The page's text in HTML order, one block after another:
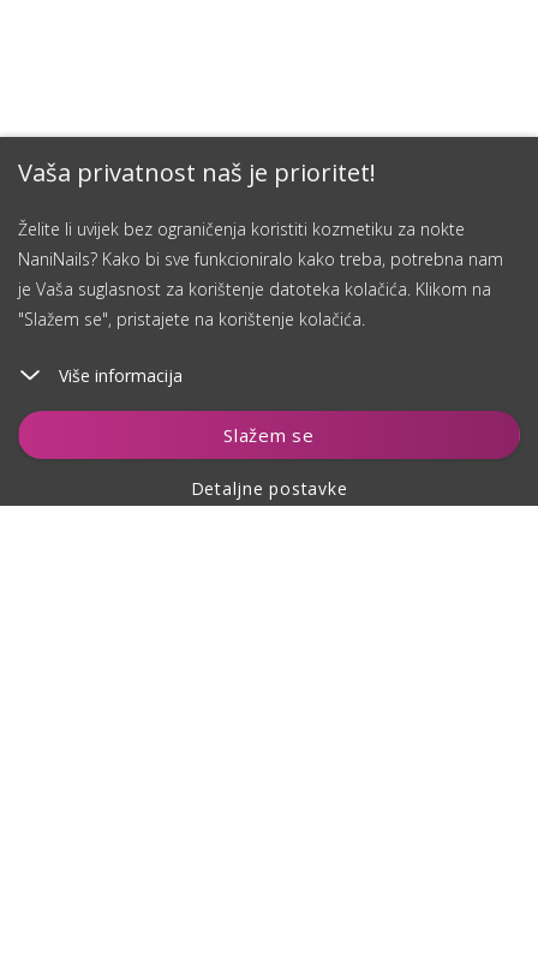
Vaša privatnost naš je prioritet!
Želite li uvijek bez ograničenja koristiti kozmetiku za nokte
NaniNails? Kako bi sve funkcioniralo kako treba, potrebna nam
je Vaša suglasnost za korištenje datoteka kolačića. Klikom na
"Slažem se", pristajete na korištenje kolačića.
Više informacija
Slažem se
Detaljne postavke
Dodaj u košaricu